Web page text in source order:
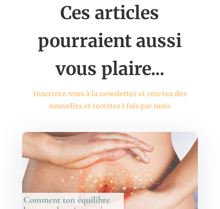
Ces articles
pourraient aussi
vous plaire...
Inscrivez-vous à la newsletter et recevez des
nouvelles et recettes 1 fois par mois